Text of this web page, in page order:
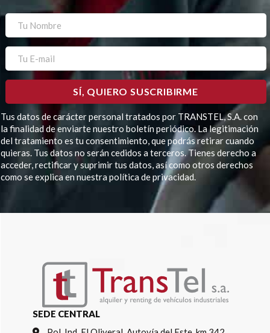
Tus datos de carácter personal tratados por TRANSTEL, S.A. con
la finalidad de enviarte nuestro boletín periódico. La legitimación
del tratamiento es tu consentimiento, que podrás retirar cuando
quieras. Tus datos no serán cedidos a terceros. Tienes derecho a
acceder, rectificar y suprimir tus datos, así como otros derechos
como se explica en nuestra política de privacidad.
SEDE CENTRAL